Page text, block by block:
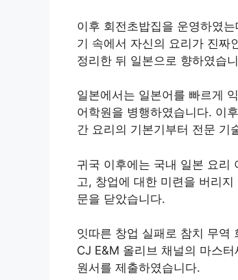
이후 회전초밥집을 운영하였
기 속에서 자신의 요리가 진짜
정리한 뒤 일본으로 향하였습
일본에서는 일본어를 빠르게
어학원을 병행하였습니다. 이
간 요리의 기본기부터 전문 기
귀국 이후에는 국내 일본 요리
고, 창업에 대한 미련을 버리
문을 닫았습니다.
잇따른 창업 실패로 참치 무역
CJ E&M 올리브 채널의 마스
원서를 제출하였습니다.